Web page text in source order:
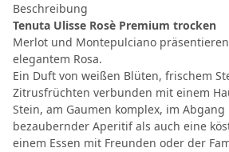
Beschreibung
Tenuta Ulisse Rosè Premium trocken
Merlot und Montepulciano
elegantem Rosa.
Ein Duft von weißen Blüten, frischem
Zitrusfrüchten verbunden mit einem
Stein, am Gaumen komplex, im
bezaubernder Aperitif als auch eine
einem Essen mit Freunden oder der